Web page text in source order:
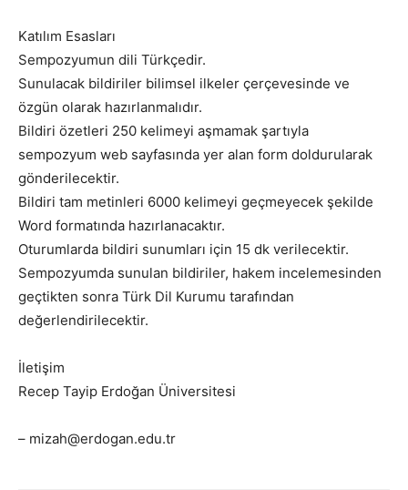
Katılım Esasları
Sempozyumun dili Türkçedir.
Sunulacak bildiriler bilimsel ilkeler çerçevesinde ve
özgün olarak hazırlanmalıdır.
Bildiri özetleri 250 kelimeyi aşmamak şartıyla
sempozyum web sayfasında yer alan form doldurularak
gönderilecektir.
Bildiri tam metinleri 6000 kelimeyi geçmeyecek şekilde
Word formatında hazırlanacaktır.
Oturumlarda bildiri sunumları için 15 dk verilecektir.
Sempozyumda sunulan bildiriler, hakem incelemesinden
geçtikten sonra Türk Dil Kurumu tarafından
değerlendirilecektir.
İletişim
Recep Tayip Erdoğan Üniversitesi
– mizah@erdogan.edu.tr